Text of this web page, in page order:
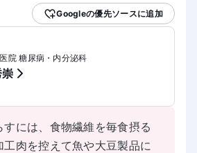
Googleの優先ソースに追加
院 糖尿病・内分泌科
すには、食物繊維を毎食摂る
工肉を控えて魚や大豆製品に